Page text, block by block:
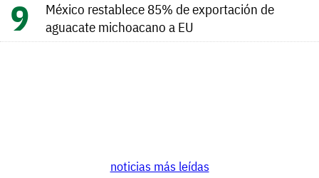
México restablece 85% de exportación de
aguacate michoacano a EU
noticias más leídas